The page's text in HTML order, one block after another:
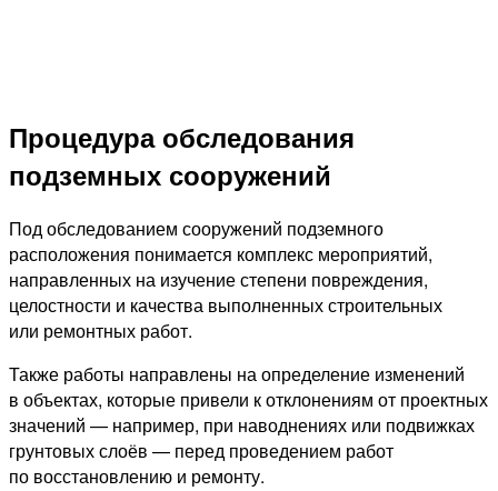
Процедура обследования
подземных сооружений
Под обследованием сооружений подземного
расположения понимается комплекс мероприятий,
направленных на изучение степени повреждения,
целостности и качества выполненных строительных
или ремонтных работ.
Также работы направлены на определение изменений
в объектах, которые привели к отклонениям от проектных
значений — например, при наводнениях или подвижках
грунтовых слоёв — перед проведением работ
по восстановлению и ремонту.